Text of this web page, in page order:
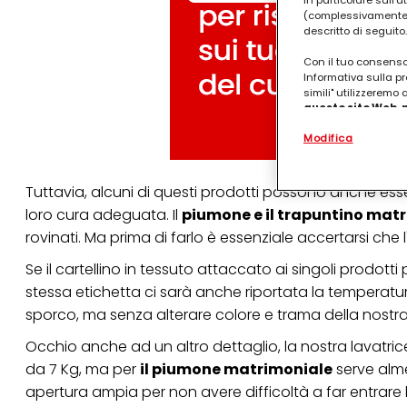
Tuttavia, alcuni di questi prodotti possono anche
loro cura adeguata. Il piumone e il trapuntino
rovinati. Ma prima di farlo è essenziale accertarsi
Se il cartellino in tessuto attaccato ai singoli prodotti
stessa etichetta ci sarà anche riportata la
sporco, ma senza alterare colore e trama della
Occhio anche ad un altro dettaglio, la nostra
da 7 Kg, ma per il piumone matrimonialeserve
apertura ampia per non avere difficoltà a far
descritto di seguito.
Con il tuo
Informativa sulla
simili" utilizzeremo
questo sito
.
(rispettivamente
terzi, conservare
identificati) su
misurare e
Puoi trovare
collegata nel piè
qualsiasi
collegata nel piè di
periodo di
"modifica" di
Se fai clic su
per uno o più degli
tuoi dati personali
necessari per
Modifica